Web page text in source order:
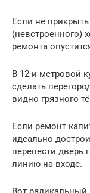
Если не
(невстроенного)
ремонта
В 12-и метровой
сделать
видно грязного
Если ремонт
идеально
перенести дверь
линию на входе.